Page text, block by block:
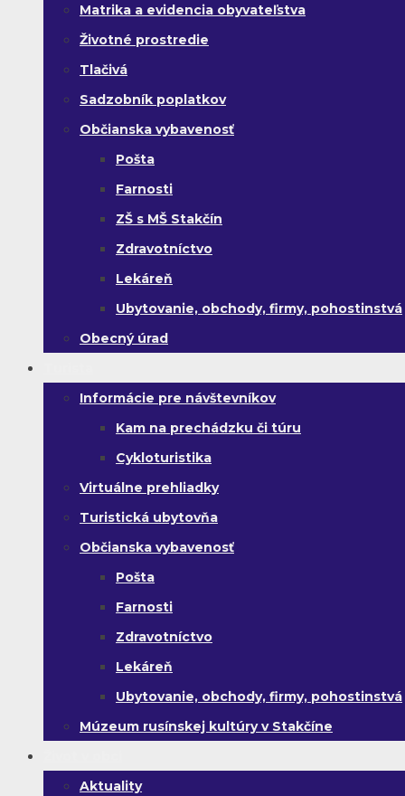
Matrika a evidencia obyvateľstva
Životné prostredie
Tlačivá
Sadzobník poplatkov
Občianska vybavenosť
Pošta
Farnosti
ZŠ s MŠ Stakčín
Zdravotníctvo
Lekáreň
Ubytovanie, obchody, firmy, pohostinstvá
Obecný úrad
Informácie pre návštevníkov
Kam na prechádzku či túru
Cykloturistika
Virtuálne prehliadky
Turistická ubytovňa
Občianska vybavenosť
Pošta
Farnosti
Zdravotníctvo
Lekáreň
Ubytovanie, obchody, firmy, pohostinstvá
Múzeum rusínskej kultúry v Stakčíne
Aktuality